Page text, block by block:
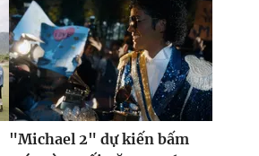
"Michael 2" dự kiến bấm